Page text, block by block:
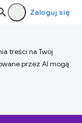
Zaloguj się
treści na Twój
przez AI mogą